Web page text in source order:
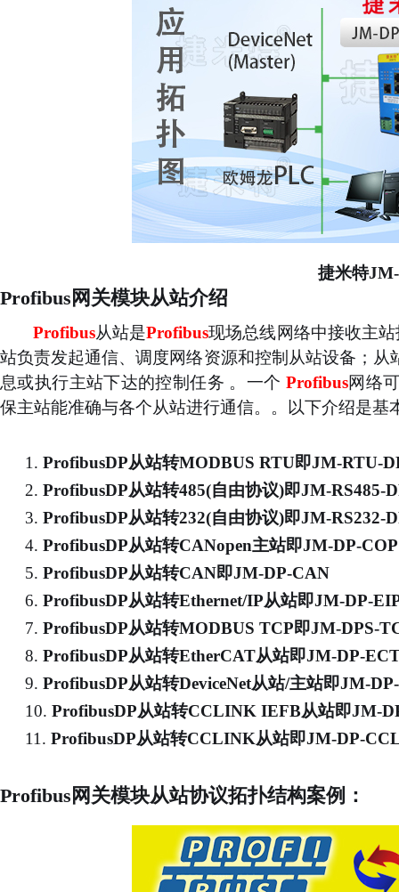
捷米特
Profibus网关模块从站介绍
Profibus从站是Profibus现场总线网络中接收主
站负责发起通信、调度网络资源和控制从站设备；
息或执行主站下达的控制任务 。一个 Profibus网络
保主站能准确与各个从站进行通信。 。 以下介绍是基
1. ProfibusDP从站转MODBUS RTU即JM-RTU-
2. ProfibusDP从站转485(自由协议)即JM-RS485-
3. ProfibusDP从站转232(自由协议)即JM-RS232-
4. ProfibusDP从站转CANopen主站即JM-DP-COP
5. ProfibusDP从站转CAN即JM-DP-CAN
6. ProfibusDP从站转Ethernet/IP从站即JM-DP-
7. ProfibusDP从站转MODBUS TCP即JM-DPS-
8. ProfibusDP从站转EtherCAT从站即JM-DP-
9. ProfibusDP从站转DeviceNet从站/主站即JM-
10. ProfibusDP从站转CCLINK IEFB从站即JM-
11. ProfibusDP从站转CCLINK从站即JM-DP-
Profibus网关模块从站协议拓扑结构案例：